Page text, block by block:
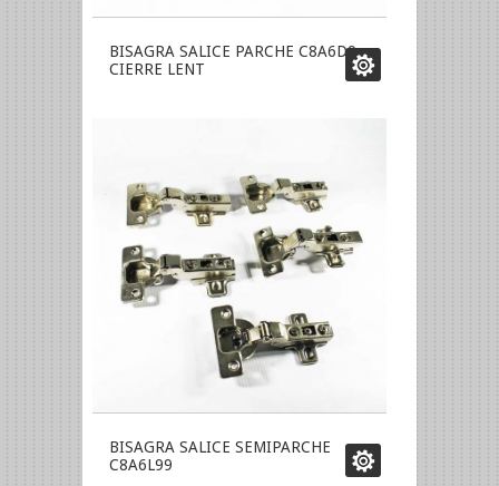
BISAGRA SALICE PARCHE C8A6D9
CIERRE LENT
BISAGRA SALICE SEMIPARCHE
C8A6L99